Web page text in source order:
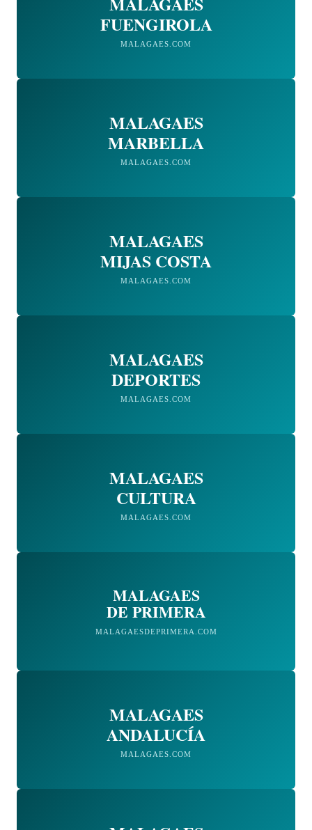
FUENGIROLA
MALAGAES.COM
MALAGAES
MARBELLA
MALAGAES.COM
MALAGAES
MIJAS COSTA
MALAGAES.COM
MALAGAES
DEPORTES
MALAGAES.COM
MALAGAES
CULTURA
MALAGAES.COM
MALAGAES
DE PRIMERA
MALAGAESDEPRIMERA.COM
MALAGAES
ANDALUCÍA
MALAGAES.COM